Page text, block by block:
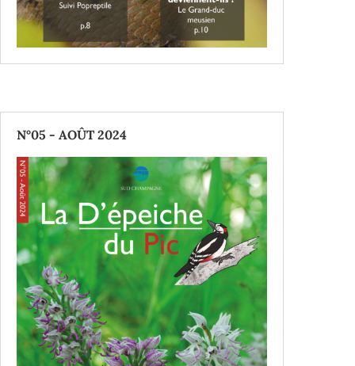
N°05 - AOÛT 2024